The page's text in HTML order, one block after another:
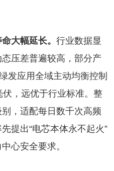
大幅延长。 行业数据显
压差普遍较高，部分产
发应用全域主动均衡控制
，远优于行业标准。整
，适配每日数千次高频
提出“电芯本体永不起火”
心安全要求。